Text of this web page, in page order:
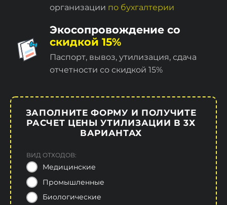
организации по бухгалтерии
Экосопровождение со
скидкой 15%
Паспорт, вывоз, утилизация, сдача
отчетности со скидкой 15%
ЗАПОЛНИТЕ ФОРМУ И ПОЛУЧИТЕ
РАСЧЕТ ЦЕНЫ УТИЛИЗАЦИИ В 3Х
ВАРИАНТАХ
ВИД ОТХОДОВ:
Медицинские
Промышленные
Биологические